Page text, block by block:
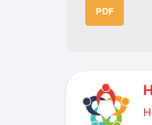
PDF